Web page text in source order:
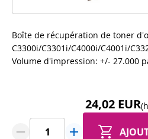
Boîte de récupération de toner
C3300i/C3301i/C4000i/C4001i/
Volume d'impression: +/- 27.000
24,02 EUR